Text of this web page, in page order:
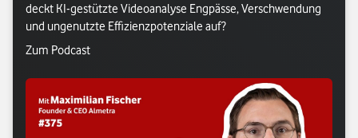
deckt KI-gestützte Videoanalyse Engpässe, Verschwendung
und ungenutzte Effizienzpotenziale auf?
Verlasse Vodafone Webseite: Zum Podcast
Zum Podcast